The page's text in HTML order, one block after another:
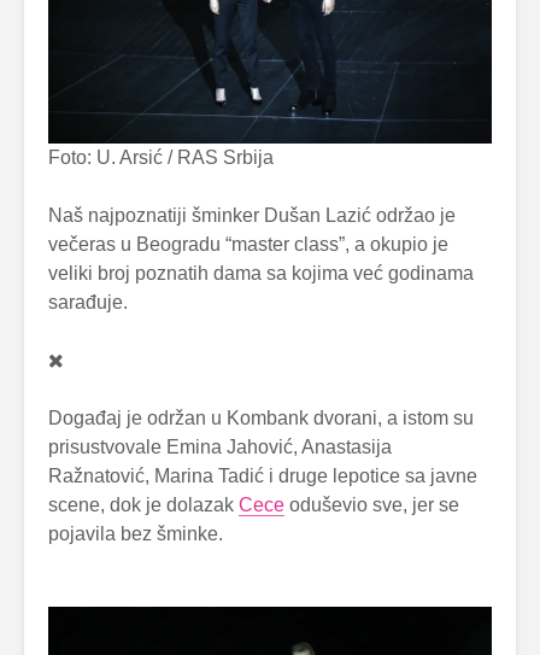
Foto: U. Arsić / RAS Srbija
Naš najpoznatiji šminker Dušan Lazić održao je
večeras u Beogradu “master class”, a okupio je
veliki broj poznatih dama sa kojima već godinama
sarađuje.
Događaj je održan u Kombank dvorani, a istom su
prisustvovale Emina Jahović, Anastasija
Ražnatović, Marina Tadić i druge lepotice sa javne
scene, dok je dolazak Cece oduševio sve, jer se
pojavila bez šminke.